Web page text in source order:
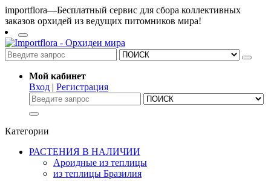
importflora—Бесплатный сервис для сбора коллективных
заказов орхидей из ведущих питомников мира!
Мой кабинет
Вход | Регистрация
Категории
РАСТЕНИЯ В НАЛИЧИИ
Ароидные из теплицы
из теплицы Бразилия